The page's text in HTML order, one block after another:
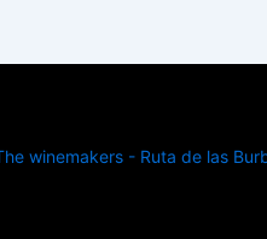
winemakers - Ruta de las